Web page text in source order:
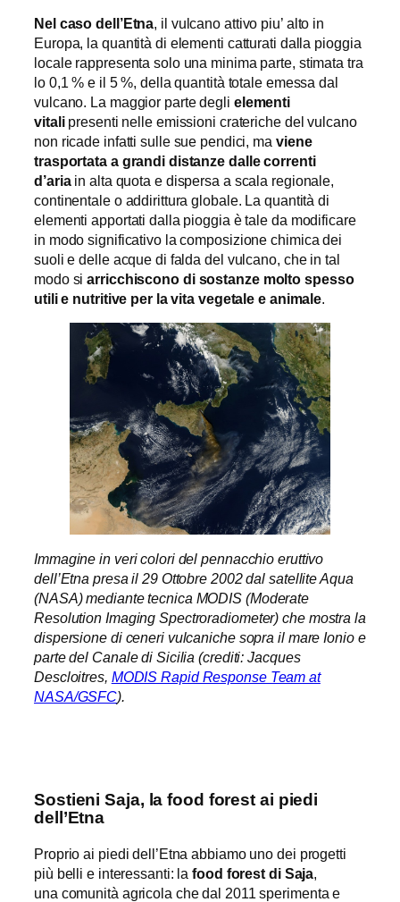
Nel caso dell’Etna, il vulcano attivo piu’ alto in
Europa, la quantità di elementi catturati dalla pioggia
locale rappresenta solo una minima parte, stimata tra
lo 0,1 % e il 5 %, della quantità totale emessa dal
vulcano. La maggior parte degli elementi
vitalipresenti nelle emissioni crateriche del vulcano
non ricade infatti sulle sue pendici, ma viene
trasportata a grandi distanze dalle correnti
d’ariain alta quota e dispersa a scala regionale,
continentale o addirittura globale. La quantità di
elementi apportati dalla pioggia è tale da modificare
in modo significativo la composizione chimica dei
suoli e delle acque di falda del vulcano, che in tal
modo siarricchiscono di sostanze molto spesso
utili e nutritive per la vita vegetale e animale.
Immagine in veri colori del pennacchio eruttivo
dell’Etna presa il 29 Ottobre 2002 dal satellite Aqua
(NASA) mediante tecnica MODIS (Moderate
Resolution Imaging Spectroradiometer) che mostra la
dispersione di ceneri vulcaniche sopra il mare Ionio e
parte del Canale di Sicilia (crediti: Jacques
Descloitres, MODIS Rapid Response Team at
NASA/GSFC).
Sostieni Saja, la food forest ai piedi
dell’Etna
Proprio ai piedi dell’Etna abbiamo uno dei progetti
più belli e interessanti: lafood forest di Saja
una comunità agricola che dal 2011 sperimenta e